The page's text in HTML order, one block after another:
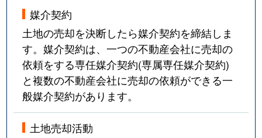
媒介契約
土地の売却を決断したら媒介契約を締結しま
す。媒介契約は、一つの不動産会社に売却の
依頼をする専任媒介契約(専属専任媒介契約)
と複数の不動産会社に売却の依頼ができる一
般媒介契約があります。
土地売却活動